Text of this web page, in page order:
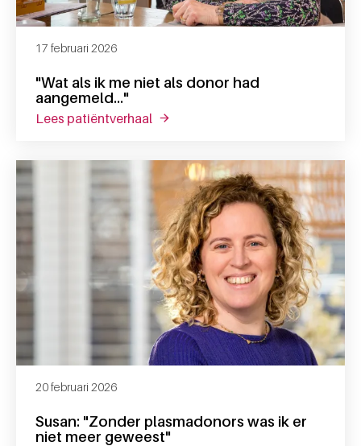
"Wat als ik me niet als donor had
aangemeld…"
17 februari 2026
lees patiëntverhaal over "wat als ik me niet als donor
Susan: "Zonder plasmadonors was ik er
niet meer geweest"
20 februari 2026